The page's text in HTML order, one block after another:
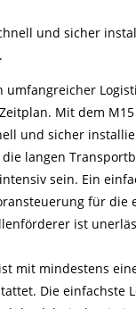
und sicher
umfangreicher
Mit dem
und sicher
langen
sein. Ein
für die
ist
mit mindestens
Die einfachste